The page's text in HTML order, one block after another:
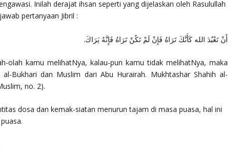
Inilah derajat ihsan seperti yang dijelaskan oleh Rasulullah
pertanyaan Jibril :
أَنْ تَعْبُدَ الله كَأَنَّكَ تَرَاهُ فَإِنْ لَمْ تَكُنْ تَرَاهُ فَإِنَّهُ يَرَاكَ.
olah kamu melihatNya, kalau-pun kamu tidak melihatNya, maka
al-Bukhari dan Muslim dari Abu Hurairah. Mukhtashar Shahih al-
no. 2).
dosa dan kemak-siatan menurun tajam di masa puasa, hal ini